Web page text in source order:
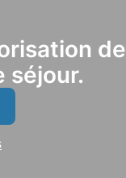
de
séjour.